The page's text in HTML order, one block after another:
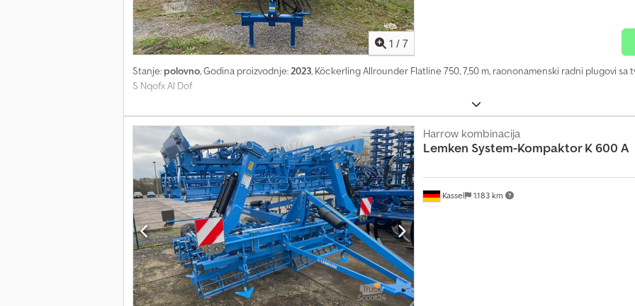
1 / 7
Stanje: polovno, Godina proizvodnje:2023, Köckerling Allrounder Flatline 750, 7,50 m, raononamenski radni plugovi
S Nqofx Al Dof
Kassel 1.183 km
Harrow kombinacija
Lemken System-Kompaktor K 600 A